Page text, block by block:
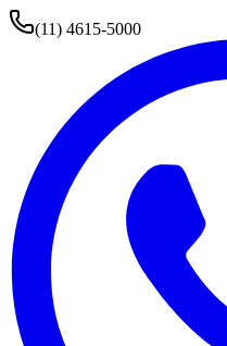
(11) 4615-5000